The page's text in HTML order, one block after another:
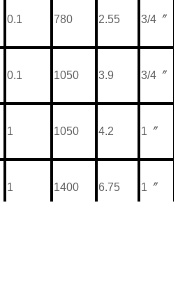
0.1 780 2.55 3/4〞
0.1 1050 3.9 3/4〞
1 1050 4.2 1〞
1 1400 6.75 1〞